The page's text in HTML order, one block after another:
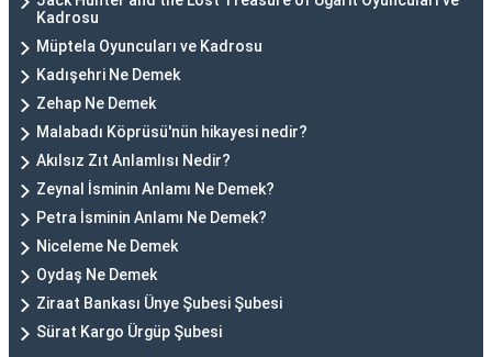
Kadrosu
Müptela Oyuncuları ve Kadrosu
Kadışehri Ne Demek
Zehap Ne Demek
Malabadı Köprüsü'nün hikayesi nedir?
Akılsız Zıt Anlamlısı Nedir?
Zeynal İsminin Anlamı Ne Demek?
Petra İsminin Anlamı Ne Demek?
Niceleme Ne Demek
Oydaş Ne Demek
Ziraat Bankası Ünye Şubesi Şubesi
Sürat Kargo Ürgüp Şubesi